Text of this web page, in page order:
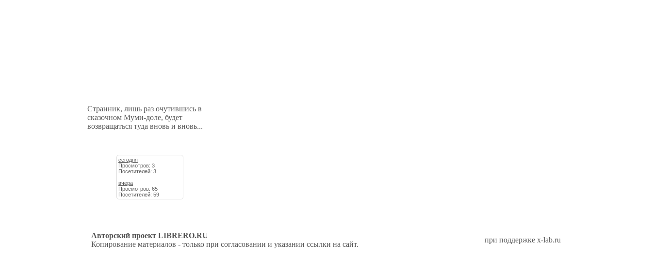
Странник, лишь раз очутившись в
сказочном Муми-доле, будет
возвращаться туда вновь и вновь...
сегодня
Просмотров: 3
Посетителей: 3
вчера
Просмотров: 65
Посетителей: 59
Авторский проект LIBRERO.RU
Копирование материалов - только при согласовании и указании ссылки на сайт.
при поддержке x-lab.ru